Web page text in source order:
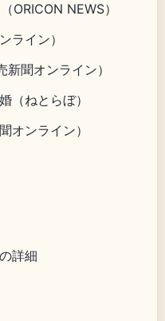
ORICON NEWS）
ライン）
新聞オンライン）
（ねとらぼ）
オンライン）
詳細